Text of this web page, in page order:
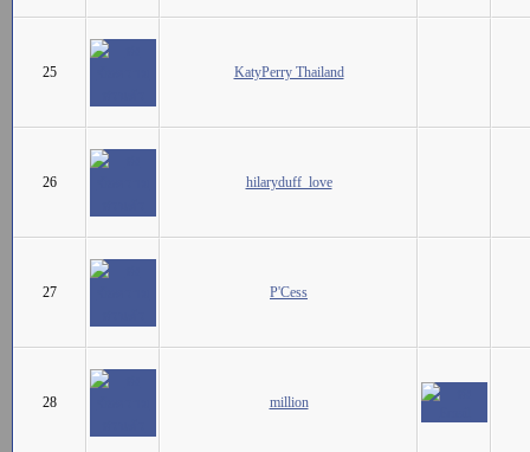
25 KatyPerry Thailand
26 hilaryduff_love
27 P'Cess
28 million